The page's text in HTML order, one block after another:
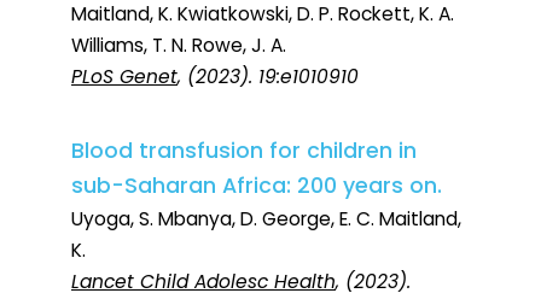
Maitland, K. Kwiatkowski, D. P. Rockett, K. A.
Williams, T. N. Rowe, J. A.
PLoS Genet, (2023). 19:e1010910
Blood transfusion for children in
sub-Saharan Africa: 200 years on.
Uyoga, S. Mbanya, D. George, E. C. Maitland,
K.
Lancet Child Adolesc Health, (2023).